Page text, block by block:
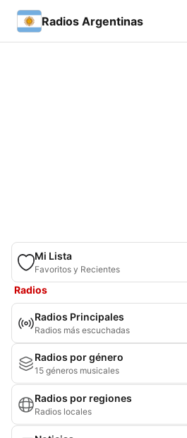
Radios Argentinas
Mi Lista
Favoritos y Recientes
Radios
Radios Principales
Radios más escuchadas
Radios por género
15 géneros musicales
Radios por regiones
Radios locales